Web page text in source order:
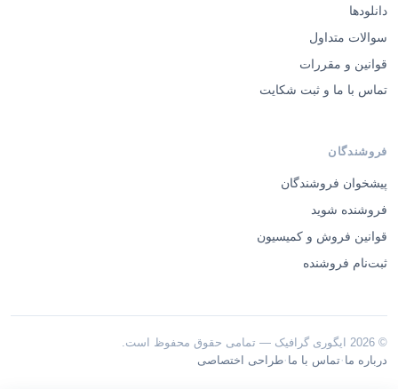
دانلودها
سوالات متداول
قوانین و مقررات
تماس با ما و ثبت شکایت
فروشندگان
پیشخوان فروشندگان
فروشنده شوید
قوانین فروش و کمیسیون
ثبت‌نام فروشنده
© 2026 ایگوری گرافیک — تمامی حقوق محفوظ است.
درباره ما ·تماس با ما ·طراحی اختصاصی